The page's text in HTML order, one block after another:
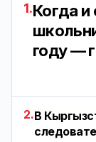
1.Когда и
году —
2.В